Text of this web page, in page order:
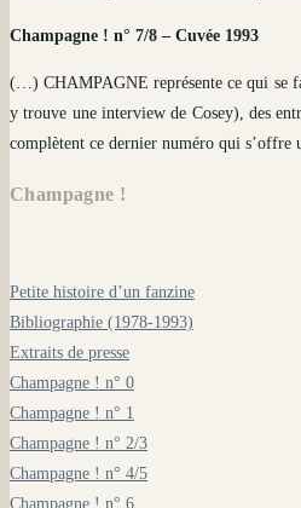
Champagne ! n° 7/8 – Cuvée 1993
(…) CHAMPAGNE représente ce qui se
y trouve une interview de Cosey), des
complètent ce dernier numéro qui
Champagne !
Petite histoire d’un fanzine
Bibliographie (1978-1993)
Extraits de presse
Champagne ! n° 0
Champagne ! n° 1
Champagne ! n° 2/3
Champagne ! n° 4/5
Champagne ! n° 6